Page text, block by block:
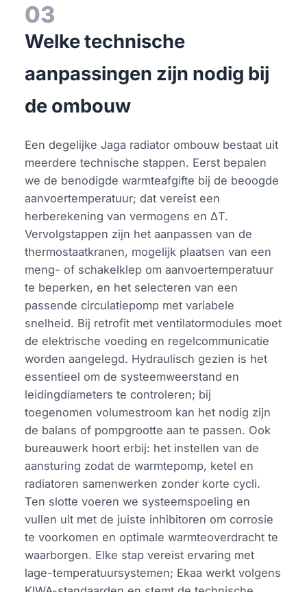
03
Welke technische
aanpassingen zijn nodig bij
de ombouw
Een degelijke Jaga radiator ombouw bestaat uit
meerdere technische stappen. Eerst bepalen
we de benodigde warmteafgifte bij de beoogde
aanvoertemperatuur; dat vereist een
herberekening van vermogens en ΔT.
Vervolgstappen zijn het aanpassen van de
thermostaatkranen, mogelijk plaatsen van een
meng- of schakelklep om aanvoertemperatuur
te beperken, en het selecteren van een
passende circulatiepomp met variabele
snelheid. Bij retrofit met ventilatormodules moet
de elektrische voeding en regelcommunicatie
worden aangelegd. Hydraulisch gezien is het
essentieel om de systeemweerstand en
leidingdiameters te controleren; bij
toegenomen volumestroom kan het nodig zijn
de balans of pompgrootte aan te passen. Ook
bureauwerk hoort erbij: het instellen van de
aansturing zodat de warmtepomp, ketel en
radiatoren samenwerken zonder korte cycli.
Ten slotte voeren we systeemspoeling en
vullen uit met de juiste inhibitoren om corrosie
te voorkomen en optimale warmteoverdracht te
waarborgen. Elke stap vereist ervaring met
lage-temperatuursystemen; Ekaa werkt volgens